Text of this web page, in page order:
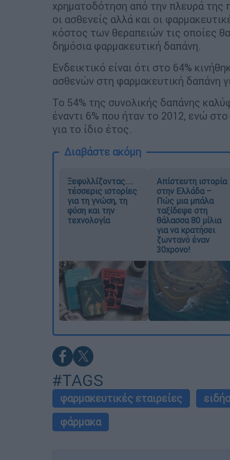
χρηματοδότηση από την πλευρά της
οι ασθενείς αλλά και οι
κόστος των θεραπειών τις οποίες
δημόσια φαρμακευτική δαπάνη.
Ενδεικτικό είναι ότι στο 64%
ασθενών στη φαρμακευτική δαπάνη
Το 54% της συνολικής δαπάνης
έναντι 6% που ήταν το 2012, ενώ
για το ίδιο έτος.
Διαβάστε ακόμη
Ξεφυλλίζοντας...
τέσσερις ιστορίες
για τη γνώση, τη
φύση και την
τεχνολογία
Απίστευτη ιστορία
στην Ελλάδα –
Πώς μια μπάλα
ταξίδεψε στη
θάλασσα 80 μίλια
για να κρατήσει
ζωντανό έναν
30χρονο!
#TAGS
φαρμακευτικές εταιρείες
φάρμακα